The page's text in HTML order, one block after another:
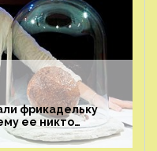
фрикадельку
ее никто